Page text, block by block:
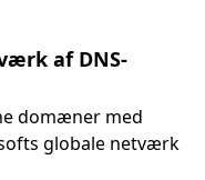
af DNS-
domæner med
globale netværk